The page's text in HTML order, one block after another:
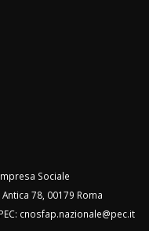
Sociale
78, 00179 Roma
cnosfap.nazionale@pec.it